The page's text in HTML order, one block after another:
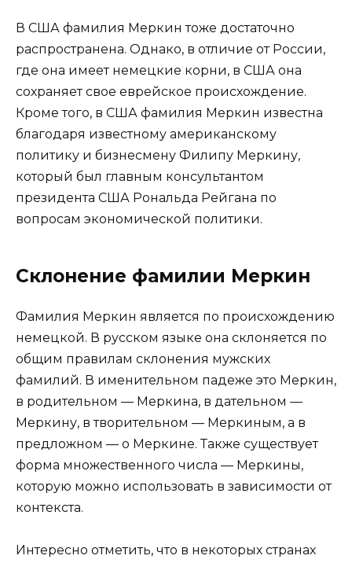
В США фамилия Меркин тоже достаточно
распространена. Однако, в отличие от России,
где она имеет немецкие корни, в США она
сохраняет свое еврейское происхождение.
Кроме того, в США фамилия Меркин известна
благодаря известному американскому
политику и бизнесмену Филипу Меркину,
который был главным консультантом
президента США Рональда Рейгана по
вопросам экономической политики.
Склонение фамилии Меркин
Фамилия Меркин является по происхождению
немецкой. В русском языке она склоняется по
общим правилам склонения мужских
фамилий. В именительном падеже это Меркин,
в родительном — Меркина, в дательном —
Меркину, в творительном — Меркиным, а в
предложном — о Меркине. Также существует
форма множественного числа — Меркины,
которую можно использовать в зависимости от
контекста.
Интересно отметить, что в некоторых странах